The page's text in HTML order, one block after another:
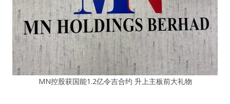
MN控股获国能1.2亿令吉合约 升上主板前大礼物